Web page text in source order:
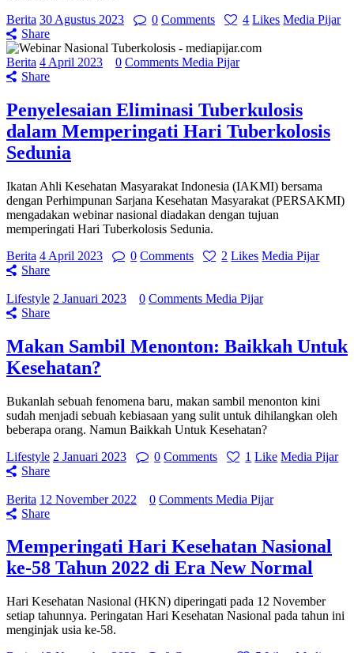
Berita 30 Agustus 2023 0 Comments 4 Likes Media Pijar
Share
Berita 4 April 2023 0 Comments Media Pijar
Share
Penyelesaian Eliminasi Tuberkulosis
dalam Memperingati Hari Tuberkolosis
Sedunia
Ikatan Ahli Kesehatan Masyarakat Indonesia (IAKMI) bersama
dengan Perhimpunan Sarjana Kesehatan Masyarakat (PERSAKMI)
mengadakan webinar nasional diadakan dengan tujuan
memperingati Hari Tuberkolosis Sedunia.
Berita 4 April 2023 0 Comments 2 Likes Media Pijar
Share
Lifestyle 2 Januari 2023 0 Comments Media Pijar
Share
Makan Sambil Menonton: Baikkah Untuk
Kesehatan?
Bukanlah sebuah fenomena baru, makan sambil menonton kini
sudah menjadi sebuah kebiasaan yang sulit untuk dihilangkan oleh
beberapa orang. Namun Baikkah Untuk Kesehatan?
Lifestyle 2 Januari 2023 0 Comments 1 Like Media Pijar
Share
Berita 12 November 2022 0 Comments Media Pijar
Share
Memperingati Hari Kesehatan Nasional
ke-58 Tahun 2022 di Era New Normal
Hari Kesehatan Nasional (HKN) diperingati pada 12 November
setiap tahunnya. Peringatan Hari Kesehatan Nasional pada tahun ini
menginjak usia ke-58.